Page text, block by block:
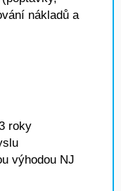
nákladů a
roky
výhodou NJ